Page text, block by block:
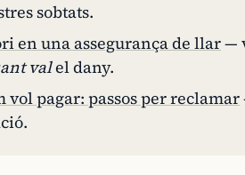
sobtats.
en una assegurança de llar—
valel dany.
vol pagar: passos per reclamar